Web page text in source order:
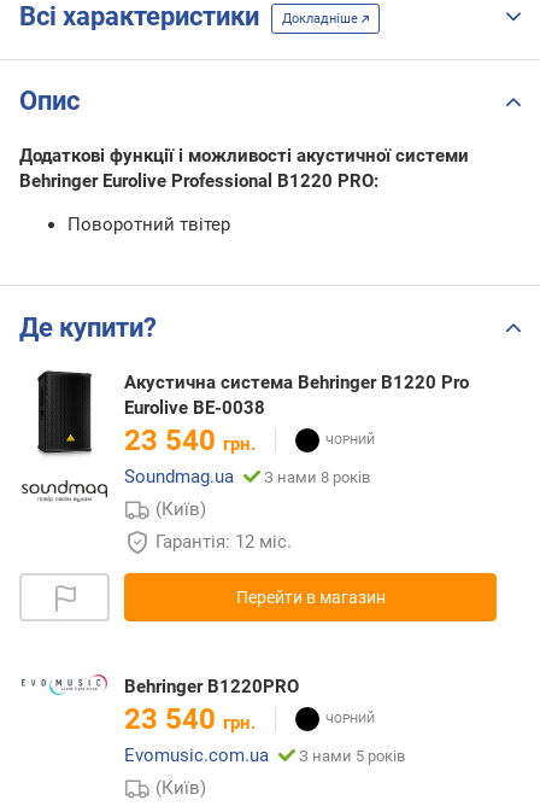
Всі характеристики Докладніше
Опис
Додаткові функції і можливості акустичної системи
Behringer Eurolive Professional B1220 PRO:
Поворотний твітер
Де купити?
Акустична система Behringer B1220 Pro
Eurolive BE-0038
23 540 грн.
Soundmag.ua
З нами 8 років
(Київ)
Гарантія: 12 міс.
Перейти в магазин
Behringer B1220PRO
23 540 грн.
Evomusic.com.ua
З нами 5 років
(Київ)